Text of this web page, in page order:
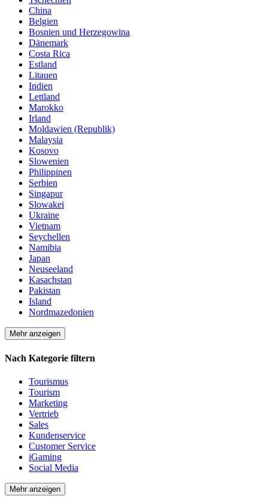
China
Belgien
Bosnien und Herzegowina
Dänemark
Costa Rica
Estland
Litauen
Indien
Lettland
Marokko
Irland
Moldawien (Republik)
Malaysia
Kosovo
Slowenien
Philippinen
Serbien
Singapur
Slowakei
Ukraine
Vietnam
Seychellen
Namibia
Japan
Neuseeland
Kasachstan
Pakistan
Island
Nordmazedonien
Mehr anzeigen
Nach Kategorie filtern
Tourismus
Tourism
Marketing
Vertrieb
Sales
Kundenservice
Customer Service
iGaming
Social Media
Mehr anzeigen